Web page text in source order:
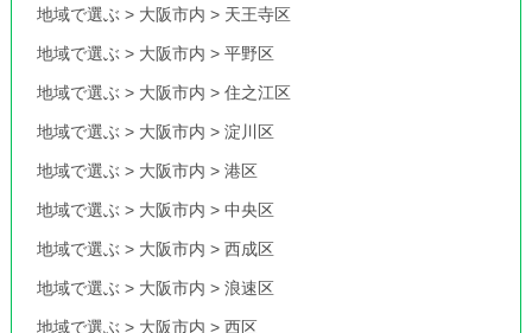
地域で選ぶ > 大阪市内 > 天王寺区
地域で選ぶ > 大阪市内 >平野区
地域で選ぶ > 大阪市内 >住之江区
地域で選ぶ > 大阪市内 >淀川区
地域で選ぶ > 大阪市内 >港区
地域で選ぶ > 大阪市内 >中央区
地域で選ぶ > 大阪市内 >西成区
地域で選ぶ > 大阪市内 >浪速区
地域で選ぶ > 大阪市内 >西区